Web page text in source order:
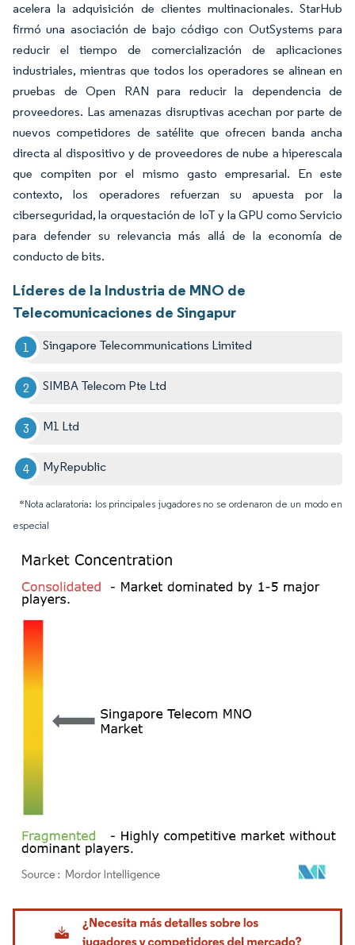
acelera la adquisición de clientes multinacionales. StarHub
firmó una asociación de bajo código con OutSystems para
reducir el tiempo de comercialización de aplicaciones
industriales, mientras que todos los operadores se alinean en
pruebas de Open RAN para reducir la dependencia de
proveedores. Las amenazas disruptivas acechan por parte de
nuevos competidores de satélite que ofrecen banda ancha
directa al dispositivo y de proveedores de nube a hiperescala
que compiten por el mismo gasto empresarial. En este
contexto, los operadores refuerzan su apuesta por la
ciberseguridad, la orquestación de IoT y la GPU como Servicio
para defender su relevancia más allá de la economía de
conducto de bits.
Líderes de la Industria de MNO de
Telecomunicaciones de Singapur
Singapore Telecommunications Limited
SIMBA Telecom Pte Ltd
M1 Ltd
MyRepublic
*Nota aclaratoria: los principales jugadores no se ordenaron de un modo en
especial
Imagen © Mordor Intelligence. El uso requiere atribución según CC BY 4.0.